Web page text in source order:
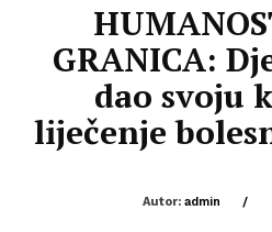
GRANICA:
dao svoju
liječenje
Autor: admin /